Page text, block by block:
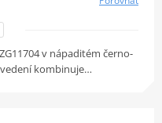
v nápaditém černo-
kombinuje…